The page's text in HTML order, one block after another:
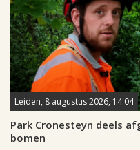
Leiden, 8 augustus 2026, 14:04
Park Cronesteyn deels
bomen